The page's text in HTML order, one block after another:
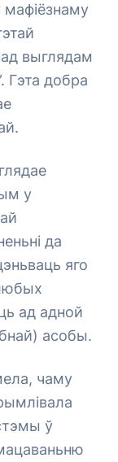
мафіёзнаму
выглядам
Гэта добра
у
да
яго
ад адной
асобы.
чаму
ў